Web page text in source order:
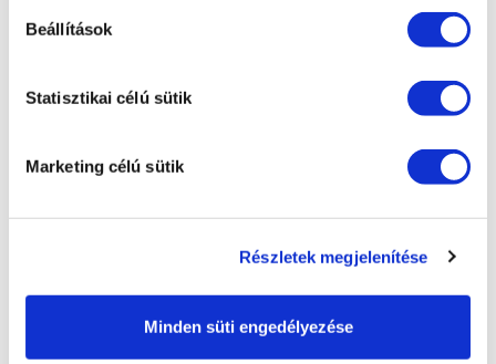
Beállítások
Statisztikai célú sütik
Marketing célú sütik
Részletek megjelenítése
Minden süti engedélyezése
NETTÓ SÚLY [KG]
Kapcsolódó termékek